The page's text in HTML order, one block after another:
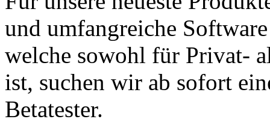
und umfangreiche
welche sowohl für Privat-
ist, suchen wir ab sofort
Betatester.